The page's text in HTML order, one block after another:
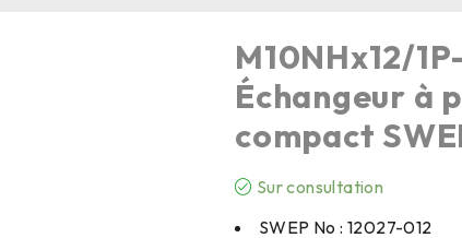
M10NHx12/
Échangeur à
compact
Sur consultation
SWEP No : 12027-012